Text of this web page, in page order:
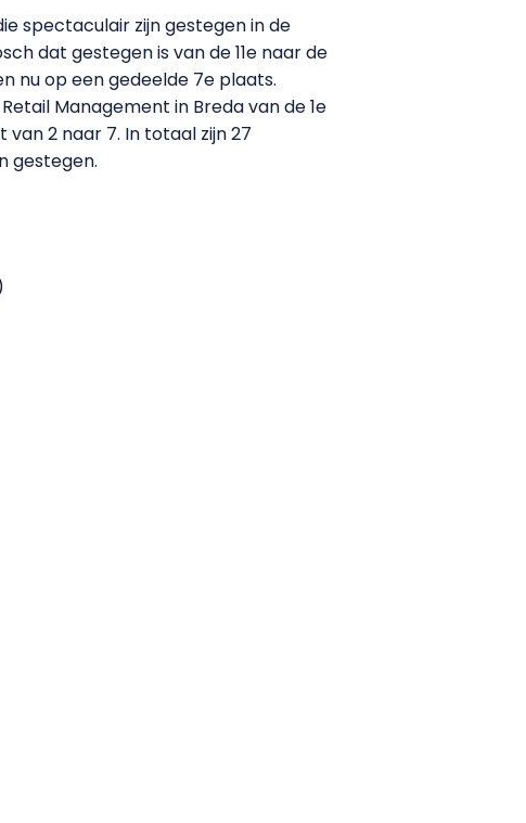
spectaculair zijn gestegen in de
dat gestegen is van de 11e naar de
nu op een gedeelde 7e plaats.
Management in Breda van de 1e
van 2 naar 7. In totaal zijn 27
gestegen.